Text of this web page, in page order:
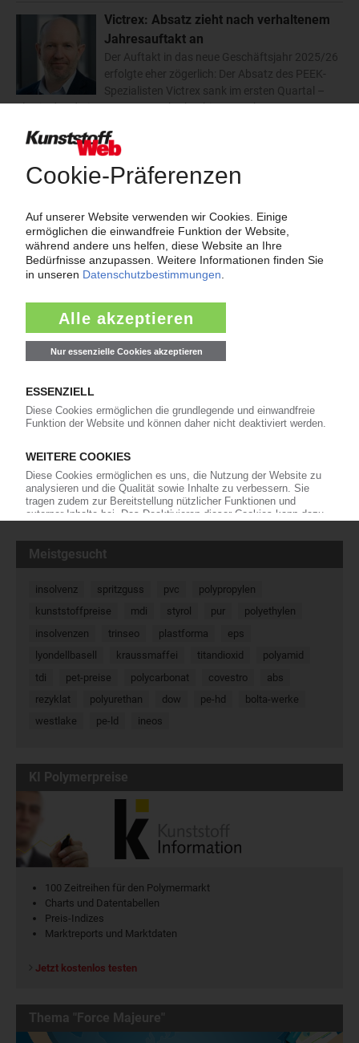
Victrex: Absatz zieht nach verhaltenem
Jahresauftakt an
Der Auftakt in das neue Geschäftsjahr 2025/26
erfolgte eher zögerlich: Der Absatz des PEEK-
Spezialisten Victrex sank im ersten Quartal –
also in den drei Monaten von Oktober bis Dezember 2025 – um 4,5
Victrex: Umsatz trotz gestiegenem PEEK-
Spezialisten Victrex stieg im abgelaufenen
Geschäftsjahr 2024/25 um 11,6 Prozent.
Allerdings ging der Mengenzuwachs mit Preisnachlässen einher,
durch die das Unternehmen den Verkauf…
Ensinger: Partikelschäume für
Hochleistungsanwendungen
Mit Thermoplasten wie PC, PESU und PEEK
Partikelschäumen. Die neue Produktlinie verbindet die Vorteile von
Hochleistungskunststoffen mit den strukturellen Eigenschaften
« Zurück Weiter »
Meistgesucht
insolvenz spritzguss pvc
polypropylen
kunststoffpreise
mdi styrol pur
polyethylen
insolvenzen
trinseo plastforma
eps
lyondellbasell
kraussmaffei titandioxid
polyamid
tdi
pet-preise polycarbonat covestro
abs
rezyklat
polyurethan dow pe-hd
bolta-werke
westlake
pe-ld ineos
KI Polymerpreise
100 Zeitreihen für den Polymermarkt
Charts und Datentabellen
Preis-Indizes
Marktreports und Marktdaten
Jetzt kostenlos testen
Thema "Force Majeure"